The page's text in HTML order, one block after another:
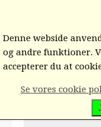
Hjem
Ind/ud-
Mail til
Denne webside
og andre funktioner.
accepterer du at
Se vores cookie